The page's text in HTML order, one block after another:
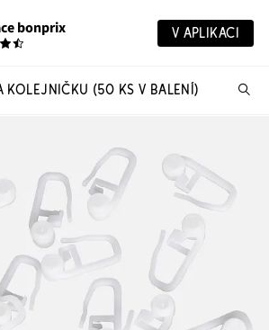
bonprix V APLIKACI
KOLEJNIČKU (50 KS V BALENÍ)